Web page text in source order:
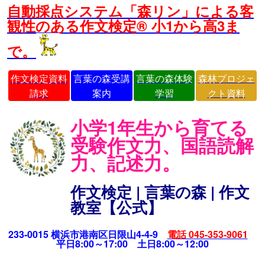
自動採点システム「森リン」による客
観性のある作文検定® 小1から高3ま
で。
作文検定資料
請求
言葉の森受講
案内
言葉の森体験
学習
森林プロジェ
クト資料
小学1年生から育てる
受験作文力、国語読解
力、記述力。
作文検定 | 言葉の森 | 作文
教室【公式】
233-0015 横浜市港南区日限山4-4-9 電話 045-353-9061
平日8:00～17:00 土日8:00～12:00